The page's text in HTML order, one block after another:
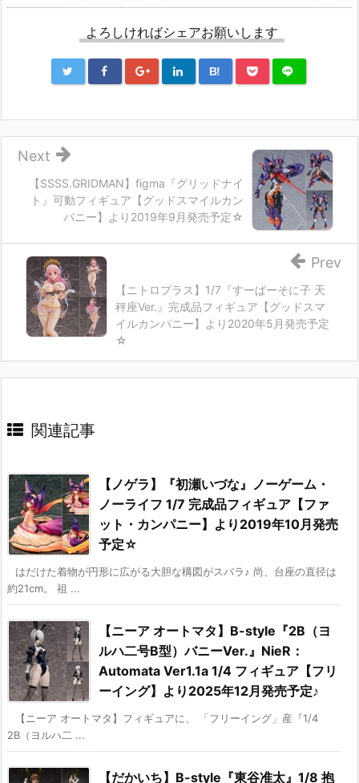
よろしければシェアお願いします
B!
【SSSS.GRIDMAN】figma『グリッドナイ
ト』可動フィギュア【グッドスマイルカン
パニー】より2019年9月発売予定☆
Next
【ニトロプラス】1/7『すーぱーそに子 天
秤座Ver.』完成品フィギュア【グッドスマ
イルカンパニー】より2020年5月発売予定
☆
Prev
関連記事
【ノゲラ】『初瀬いづな』ノーゲーム・
ノーライフ 1/7 完成品フィギュア【ファ
ット・カンパニー】より2019年10月発売
予定☆
はだけた着物が円形に広がる大胆な構図がスバラ♪ 尚、台座の直径は
約21cm。 祖 ...
【ニーア オートマタ】B-style『2B（ヨ
ルハ二号B型）バニーVer.』NieR：
Automata Ver1.1a 1/4 フィギュア【フリ
ーイング】より2025年12月発売予定♪
【ニーア オートマタ】フィギュアに、 「フリーイング」産『1/4
2B（ヨルハ二 ...
【だかいち】B-style『東谷准太』1/8 抱